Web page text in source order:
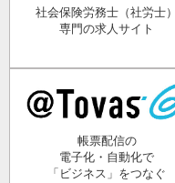
社会保険労務士（社労士）
専門の求人サイト
帳票配信の
電子化・自動化で
「ビジネス」をつなぐ